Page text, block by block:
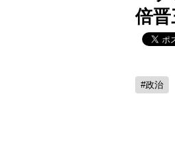
倍
#政治